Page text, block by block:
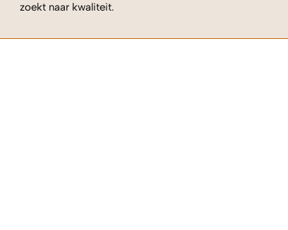
zoekt naar kwaliteit.